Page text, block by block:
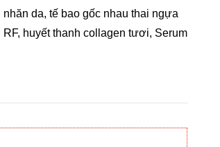
nhăn da, tế bao gốc nhau thai ngựa
RF, huyết thanh collagen tươi, Serum